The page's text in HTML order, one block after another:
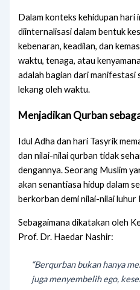
Dalam konteks kehidupan hari
diinternalisasi dalam bentuk
kebenaran, keadilan, dan
waktu, tenaga, atau
adalah bagian dari manifestasi
lekang oleh waktu.
Menjadikan Qurban
Idul Adha dan hari Tasyrik
dan nilai-nilai qurban tidak
dengannya. Seorang Muslim
akan senantiasa hidup dalam
berkorban demi nilai-nilai luhur
Sebagaimana dikatakan oleh
Prof. Dr. Haedar Nashir:
“Berqurban bukan hanya
juga menyembelih ego,